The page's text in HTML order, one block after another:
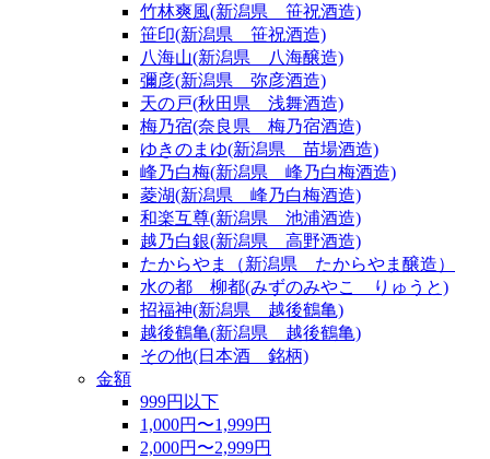
竹林爽風(新潟県 笹祝酒造)
笹印(新潟県 笹祝酒造)
八海山(新潟県 八海醸造)
彌彦(新潟県 弥彦酒造)
天の戸(秋田県 浅舞酒造)
梅乃宿(奈良県 梅乃宿酒造)
ゆきのまゆ(新潟県 苗場酒造)
峰乃白梅(新潟県 峰乃白梅酒造)
菱湖(新潟県 峰乃白梅酒造)
和楽互尊(新潟県 池浦酒造)
越乃白銀(新潟県 高野酒造)
たからやま（新潟県 たからやま醸造）
水の都 柳都(みずのみやこ りゅうと)
招福神(新潟県 越後鶴亀)
越後鶴亀(新潟県 越後鶴亀)
その他(日本酒 銘柄)
金額
999円以下
1,000円〜1,999円
2,000円〜2,999円